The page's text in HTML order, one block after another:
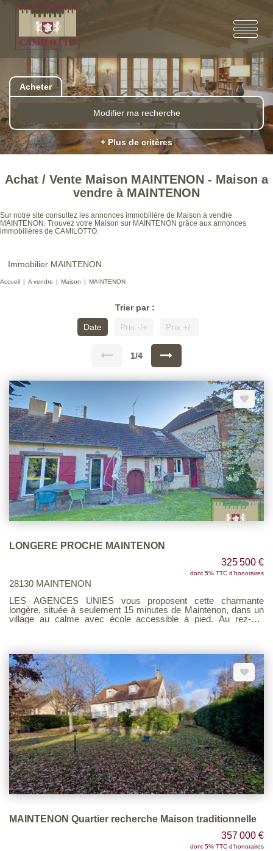
Acheter
Modifier ma recherche
+ Plus de critères
Achat / Vente Maison MAINTENON - Maison a
vendre à MAINTENON
Sur notre site consultez les annonces immobilière de Maison à vendre
MAINTENON. Trouvez votre Maison sur MAINTENON grâce aux annonces
immobilières de CAMILOTTO.
Immobilier MAINTENON
Accueil A vendre Maison MAINTENON
Trier par :
Date
Prix -/+ Prix +/-
1/4
LONGERE PROCHE MAINTENON
325 500 €
dont 5% TTC d'honoraires
28130 MAINTENON
LES AGENCES UNIES vous proposent cette charmante
longère, située à seulement 15 minutes de Maintenon, dans un
village au calme avec école accessible à pied. Au rez-de-
suite parentale disposant de sa salle d'eau, un cellier et des WC
indépendants. À l'étage, un palier dessert trois chambres, ainsi
qu'une salle de bains comprenant baignoire, douche et WC. Les
combles aménageables offrent un beau potentiel d'évolution
selon vos envies. À l'extérieur, vous bénéficierez d'une grande
grange faisant office de garage, complétée par un grenier et une
cave voûtée, apportant charme et espaces de stockage
supplémentaires. L'ensemble est implanté sur un terrain clos et
arboré d'environ 500 m². Contactez nous pour plus
d'informations ! Voir page 3 du Barème d'honoraires consultable
sur notre site
MAINTENON Quartier recherche Maison traditionnelle
357 000 €
dont 5% TTC d'honoraires